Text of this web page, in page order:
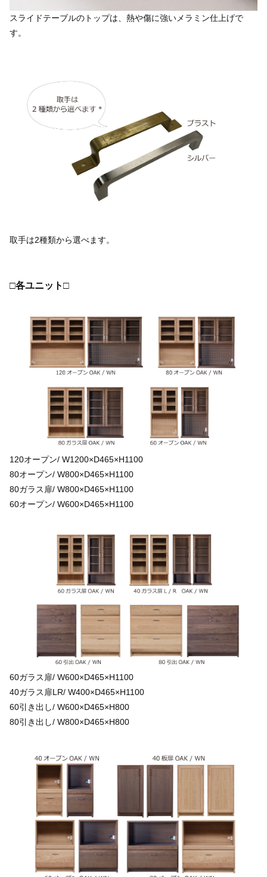
スライドテーブルのトップは、熱や傷に強いメラミン仕上げで
す。
取手は2種類から選べます。
□各ユニット□
120オープン/ W1200×D465×H1100
80オープン/ W800×D465×H1100
80ガラス扉/ W800×D465×H1100
60オープン/ W600×D465×H1100
60ガラス扉/ W600×D465×H1100
40ガラス扉LR/ W400×D465×H1100
60引き出し/ W600×D465×H800
80引き出し/ W800×D465×H800